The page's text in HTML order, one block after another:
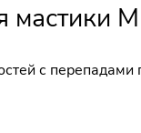
мастики
с перепадами